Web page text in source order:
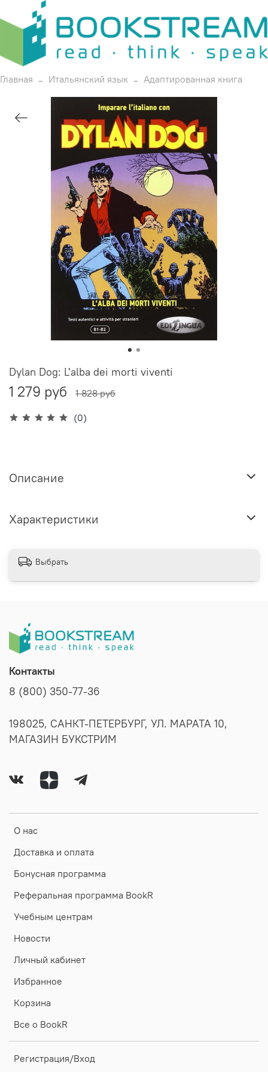
Главная Итальянский язык Адаптированная книга
(0)
Dylan Dog: L'alba dei morti viventi
1 279 руб 1 828 руб
Описание
Характеристики
Выбрать
О нас
Доставка и оплата
Бонусная программа
Реферальная программа BookR
Учебным центрам
Новости
Личный кабинет
Избранное
Корзина
Все о BookR
Регистрация/Вход
Контакты
8 (800) 350-77-36
198025, САНКТ-ПЕТЕРБУРГ, УЛ. МАРАТА 10,
МАГАЗИН БУКСТРИМ